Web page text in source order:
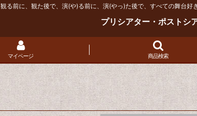
観る前に、観た後で、演(や)る前に、演(やっ)た後で、すべての舞台好
プリシアター・ポストシ
マイページ 商品検索